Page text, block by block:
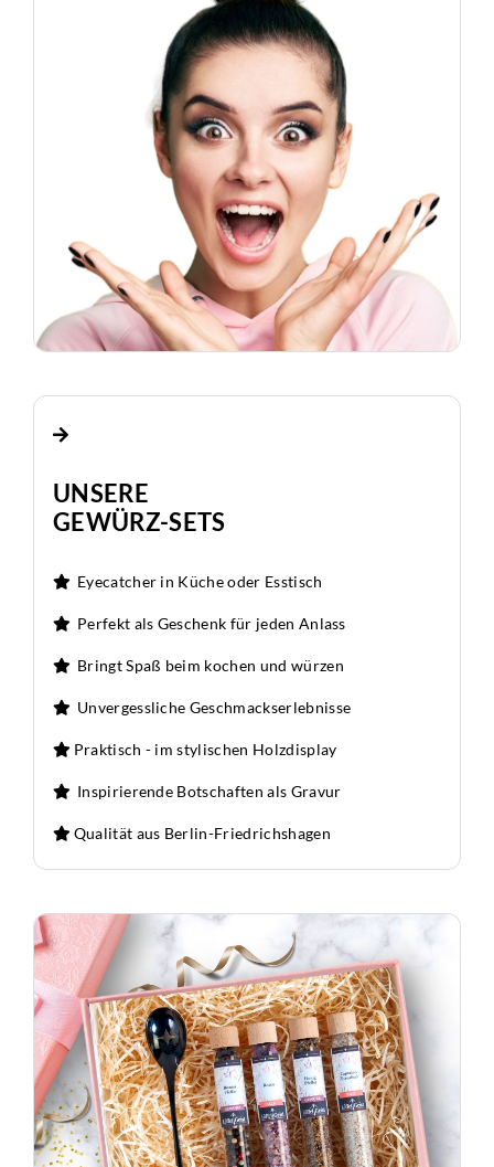
UNSERE
GEWÜRZ-SETS
Eyecatcher in Küche oder Esstisch
Perfekt als Geschenk für jeden Anlass
Bringt Spaß beim kochen und würzen
Unvergessliche Geschmackserlebnisse
Praktisch - im stylischen Holzdisplay
Inspirierende Botschaften als Gravur
Qualität aus Berlin-Friedrichshagen